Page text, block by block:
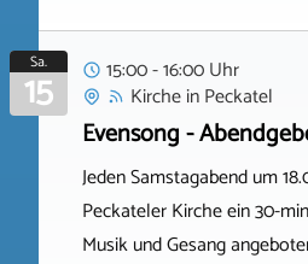
Sa.
15
15:00 - 16:00 Uhr
KircheinPeckatel
Evensong -
Jeden Samstagabend um
Peckateler Kirche ein 30-
Musik und Gesang